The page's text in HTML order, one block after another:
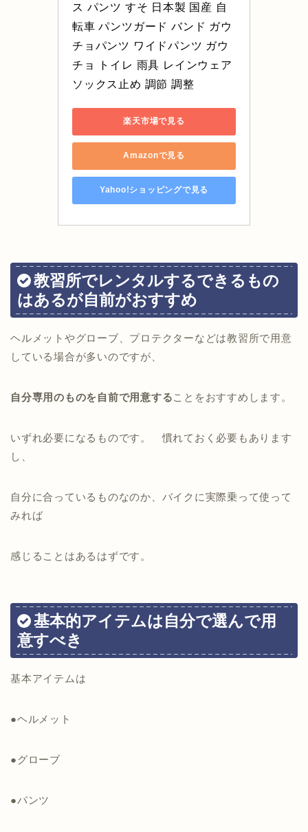
ス パンツ すそ 日本製 国産 自
転車 パンツガード バンド ガウ
チョパンツ ワイドパンツ ガウ
チョ トイレ 雨具 レインウェア
ソックス止め 調節 調整
楽天市場で見る
Amazonで見る
Yahoo!ショッピングで見る
教習所でレンタルするできるもの
はあるが自前がおすすめ
ヘルメットやグローブ、プロテクターなどは教習所で用意
している場合が多いのですが、
自分専用のものを自前で用意することをおすすめします。
いずれ必要になるものです。 慣れておく必要もあります
し、
自分に合っているものなのか、バイクに実際乗って使って
みれば
感じることはあるはずです。
基本的アイテムは自分で選んで用
意すべき
基本アイテムは
●ヘルメット
●グローブ
●パンツ